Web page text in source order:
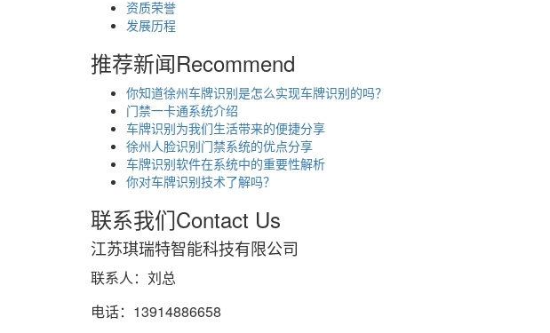
资质荣誉
发展历程
推荐新闻Recommend
你知道徐州车牌识别是怎么实现车牌识别的吗？
门禁一卡通系统介绍
车牌识别为我们生活带来的便捷分享
徐州人脸识别门禁系统的优点分享
车牌识别软件在系统中的重要性解析
你对车牌识别技术了解吗？
联系我们Contact Us
江苏琪瑞特智能科技有限公司
联系人：刘总
电话：13914886658